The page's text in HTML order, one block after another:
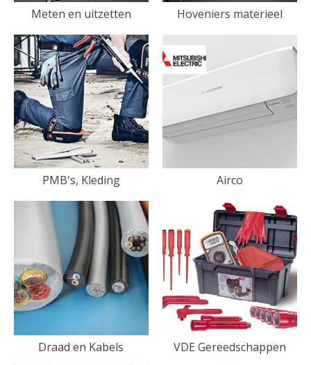
Meten en uitzetten Hoveniers materieel
PMB's, Kleding Airco
Draad en Kabels VDE Gereedschappen